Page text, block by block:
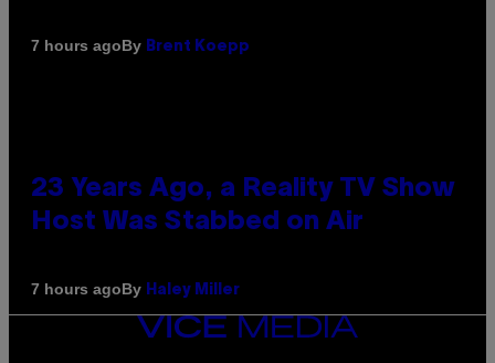
7 hours agoBy Brent Koepp
23 Years Ago, a Reality TV Show
Host Was Stabbed on Air
7 hours agoBy Haley Miller
VICE
MEDIA